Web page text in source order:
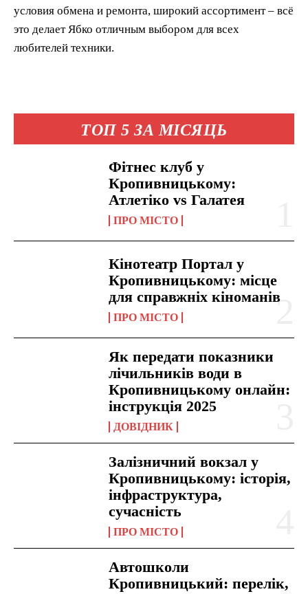
ТОП 5 ЗА МІСЯЦЬ
Фітнес клуб у
Кропивницькому:
Атлетіко vs Галатея
ПРО МІСТО
Кінотеатр Портал у
Кропивницькому: місце
для справжніх кіноманів
ПРО МІСТО
Як передати показники
лічильників води в
Кропивницькому онлайн:
інструкція 2025
ДОВІДНИК
Залізничний вокзал у
Кропивницькому: історія,
інфраструктура,
сучасність
ПРО МІСТО
Автошколи
Кропивницький: перелік,
условия обмена и ремонта, широкий ассортимент – всё
это делает Ябко отличным выбором для всех
любителей техники.